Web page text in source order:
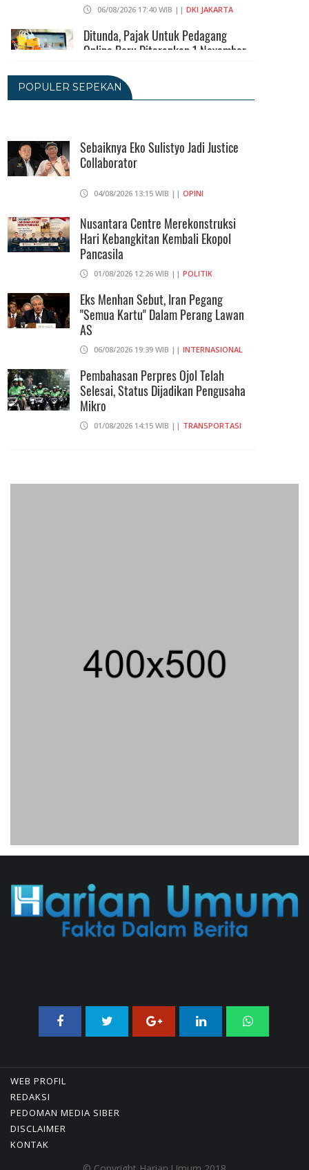
06/08/2026 17:40 WIB || DKI JAKARTA
Ditunda, Pajak Untuk Pedagang
Online Baru Diterapkan 1 November
06/08/2026 14:23 WIB ||
206 Juta
06/08/2026 12:28 WIB ||
KPK Ungkap Pejabat Kemenhut
Terima Uang 12.500 Dollar Singapura
Dari Bupati Kuansing
05/08/2026 20:37 WIB ||HUKUM
POPULER SEPEKAN
Sebaiknya Eko Sulistyo Jadi Justice
Collaborator
04/08/2026 13:15 WIB || OPINI
Nusantara Centre Merekonstruksi
Hari Kebangkitan Kembali Ekopol
Pancasila
01/08/2026 12:26 WIB || POLITIK
Eks Menhan Sebut, Iran Pegang
"Semua Kartu" Dalam Perang Lawan
AS
06/08/2026 19:39 WIB || INTERNASIONAL
Pembahasan Perpres Ojol Telah
Selesai, Status Dijadikan Pengusaha
Mikro
01/08/2026 14:15 WIB || TRANSPORTASI
206 Juta
04/08/2026 22:54 WIB || MAKRO/MIKRO
Eksepsinya Diterima Hakim, Dokter
Infrastruktur Energinya Diserang Bisa
WEB PROFIL
REDAKSI
PEDOMAN MEDIA SIBER
DISCLAIMER
KONTAK